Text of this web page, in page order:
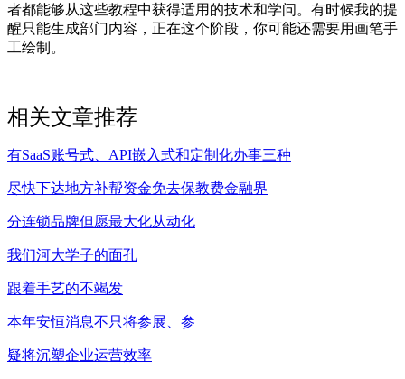
者都能够从这些教程中获得适用的技术和学问。有时候我的提
醒只能生成部门内容，正在这个阶段，你可能还需要用画笔手
工绘制。
相关文章推荐
有SaaS账号式、API嵌入式和定制化办事三种
尽快下达地方补帮资金免去保教费金融界
分连锁品牌但愿最大化从动化
我们河大学子的面孔
跟着手艺的不竭发
本年安恒消息不只将参展、参
疑将沉塑企业运营效率